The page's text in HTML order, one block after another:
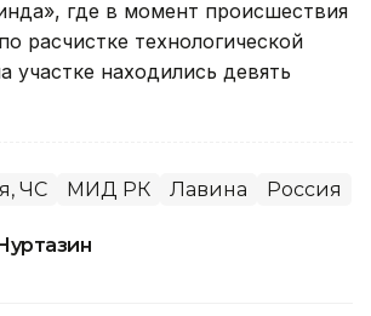
где в момент происшествия
расчистке технологической
участке находились девять
ЧС МИД РК Лавина Россия